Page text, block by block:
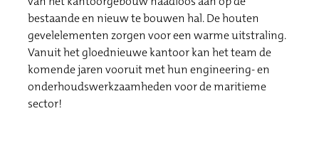
bestaande en nieuw te bouwen hal. De houten
gevelelementen zorgen voor een warme uitstraling.
Vanuit het gloednieuwe kantoor kan het team de
komende jaren vooruit met hun engineering- en
onderhoudswerkzaamheden voor de maritieme
sector!